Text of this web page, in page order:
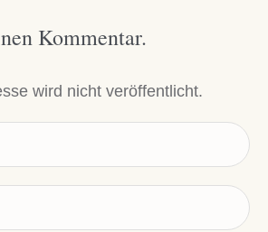
Kommentar.
wird nicht veröffentlicht.